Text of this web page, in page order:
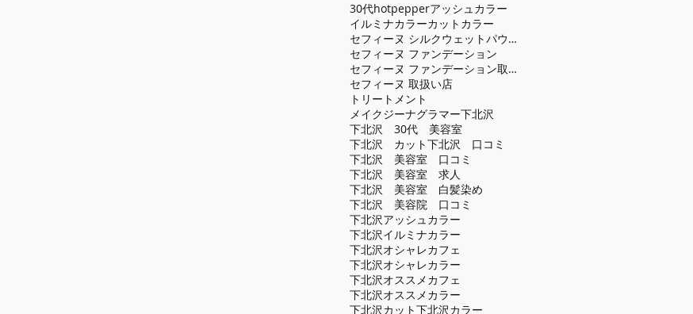
30代hotpepperアッシュカラー
イルミナカラーカット カラー
セフィーヌ シルクウェットパウダー
セフィーヌ ファンデーション
セフィーヌ ファンデーション取扱い店
セフィーヌ 取扱い店
トリートメント
メイクジーナグラマー下北沢
下北沢 30代 美容室
下北沢 カット下北沢 口コミ
下北沢 美容室 口コミ
下北沢 美容室 求人
下北沢 美容室 白髪染め
下北沢 美容院 口コミ
下北沢アッシュカラー
下北沢イルミナカラー
下北沢オシャレカフェ
下北沢オシャレカラー
下北沢オススメカフェ
下北沢オススメカラー
下北沢カット下北沢カラー